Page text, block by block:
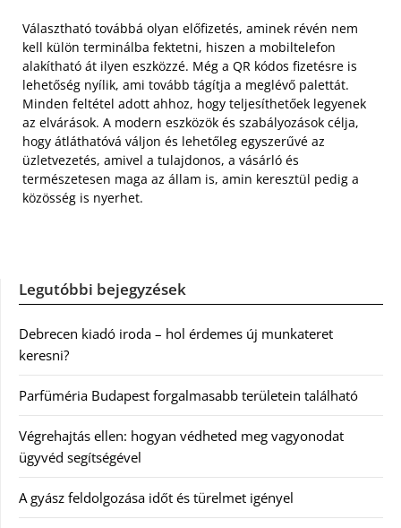
Választható továbbá olyan előfizetés, aminek révén nem
kell külön terminálba fektetni, hiszen a mobiltelefon
alakítható át ilyen eszközzé. Még a QR kódos fizetésre is
lehetőség nyílik, ami tovább tágítja a meglévő palettát.
Minden feltétel adott ahhoz, hogy teljesíthetőek legyenek
az elvárások. A modern eszközök és szabályozások célja,
hogy átláthatóvá váljon és lehetőleg egyszerűvé az
üzletvezetés, amivel a tulajdonos, a vásárló és
természetesen maga az állam is, amin keresztül pedig a
közösség is nyerhet.
Legutóbbi bejegyzések
Debrecen kiadó iroda – hol érdemes új munkateret
keresni?
Parfüméria Budapest forgalmasabb területein található
Végrehajtás ellen: hogyan védheted meg vagyonodat
ügyvéd segítségével
A gyász feldolgozása időt és türelmet igényel